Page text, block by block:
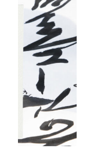
ルートと千曲
市、商工会議
所は地域活性
化と雇用促進
のため、協定
を締結した。
この協定は、
採用力強化や
多様な働き方